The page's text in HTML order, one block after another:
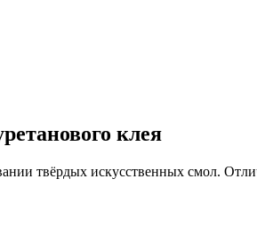
клея
твёрдых искусственных смол.